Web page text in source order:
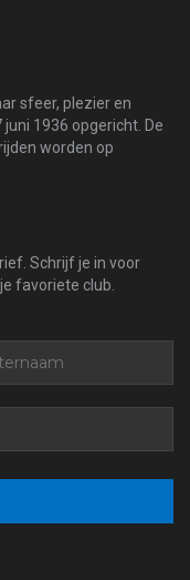
sfeer, plezier en
1936 opgericht. De
worden op
Schrijf je in voor
favoriete club.